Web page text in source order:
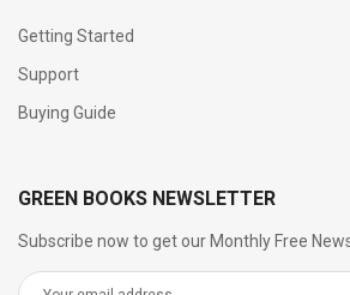
Getting Started
Support
Buying Guide
GREEN BOOKS NEWSLETTER
Subscribe now to get our Monthly Free